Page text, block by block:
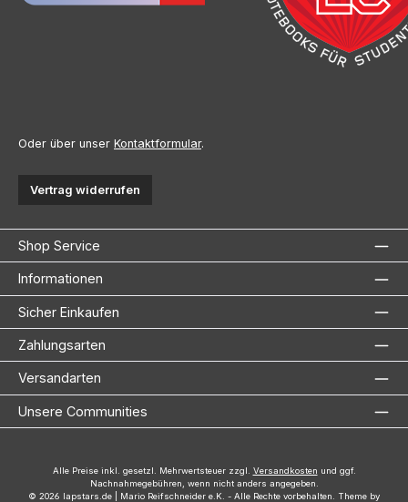
Oder über unser Kontaktformular.
Vertrag widerrufen
Shop Service
Informationen
Sicher Einkaufen
Zahlungsarten
Versandarten
Unsere Communities
Alle Preise inkl. gesetzl. Mehrwertsteuer zzgl. Versandkosten und ggf.
Nachnahmegebühren, wenn nicht anders angegeben.
© 2026 lapstars.de | Mario Reifschneider e.K. - Alle Rechte vorbehalten. Theme by